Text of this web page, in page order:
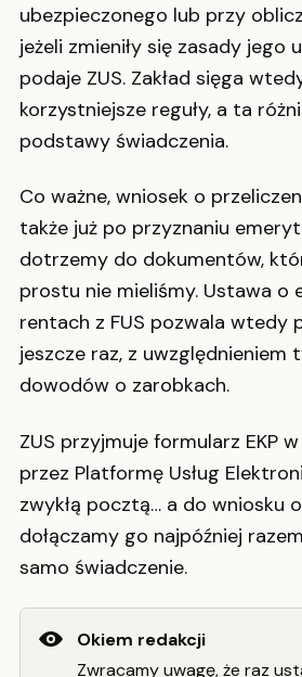
ubezpieczonego lub przy
jeżeli zmieniły się zasady jego
podaje ZUS. Zakład sięga
korzystniejsze reguły, a ta
podstawy świadczenia.
Co ważne, wniosek o
także już po przyznaniu
dotrzemy do dokumentów,
prostu nie mieliśmy. Ustawa o
rentach z FUS pozwala wtedy
jeszcze raz, z uwzględnieniem
dowodów o zarobkach.
ZUS przyjmuje formularz EKP
przez Platformę Usług
zwykłą pocztą… a do wniosku
dołączamy go najpóźniej
samo świadczenie.
Okiem redakcji
Zwracamy uwagę, że raz